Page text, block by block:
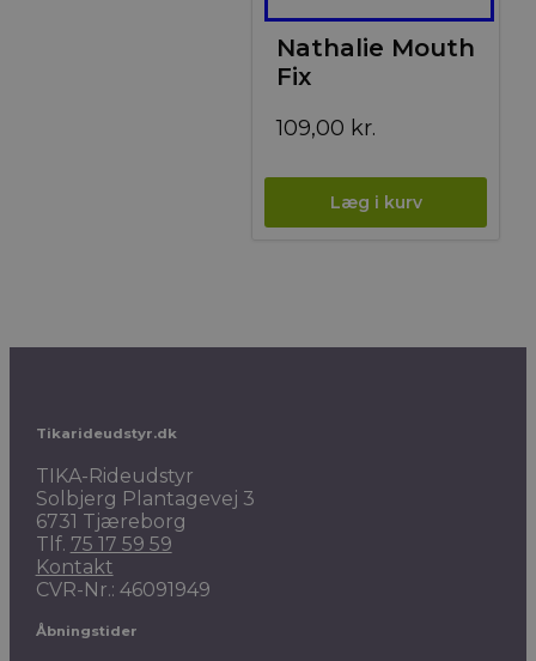
Nathalie Mouth
Fix
109,00 kr.
Tikarideudstyr.dk
TIKA-Rideudstyr
Solbjerg Plantagevej 3
6731 Tjæreborg
Tlf. 75 17 59 59
Kontakt
CVR-Nr.: 46091949
Åbningstider